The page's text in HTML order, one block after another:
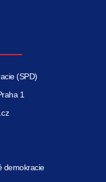
(SPD)
1
demokracie